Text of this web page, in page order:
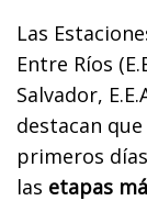
Las
Entre Ríos
Salvador,
destacan
primeros
las etapas